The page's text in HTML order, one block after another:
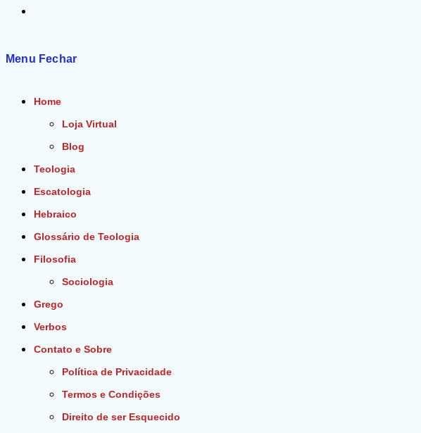
Menu Fechar
Home
Loja Virtual
Blog
Teologia
Escatologia
Hebraico
Glossário de Teologia
Filosofia
Sociologia
Grego
Verbos
Contato e Sobre
Política de Privacidade
Termos e Condições
Direito de ser Esquecido